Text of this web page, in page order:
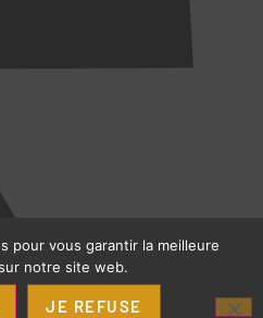
pour vous garantir la meilleure
notre site web.
JE REFUSE